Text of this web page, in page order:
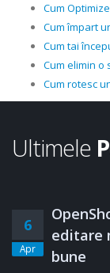
Cum
Cum împart
Cum tai
Cum elimin o
Cum rotesc
Ultimele
6
Apr
editare
bune